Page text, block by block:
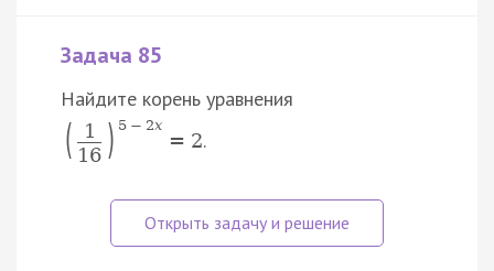
Задача 85
Найдите корень уравнения
(
1
16 ) 5 − 2x
= 2.